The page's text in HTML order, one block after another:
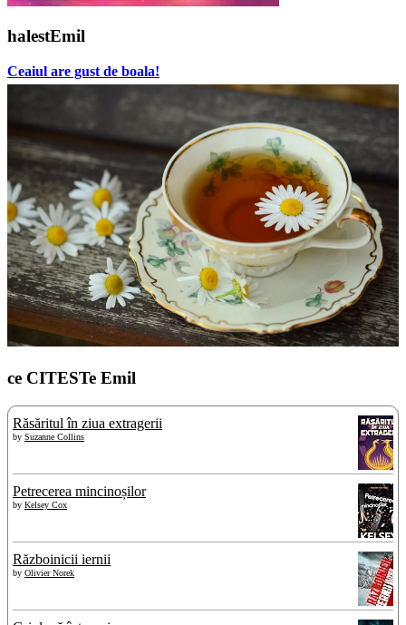
halestEmil
Ceaiul are gust de boala!
ce CITESTe Emil
Răsăritul în ziua extragerii
by Suzanne Collins
Petrecerea mincinoșilor
by Kelsey Cox
Războinicii iernii
by Olivier Norek